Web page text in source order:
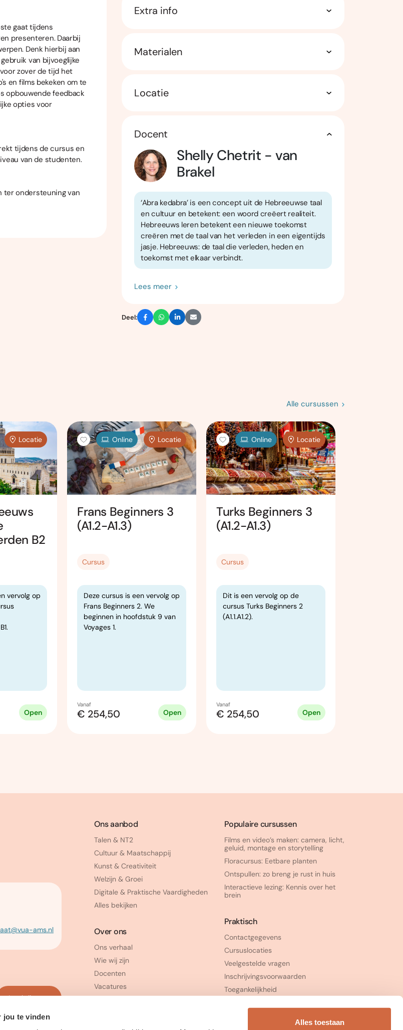
jou te vinden
Alles toestaan
gaat tijdens
presenteren. Daarbij
Denk hierbij aan
van bijvoeglijke
zover de tijd het
en films bekeken om te
opbouwende feedback
opties voor
tijdens de cursus en
van de studenten.
ter ondersteuning van
Extra info
Materialen
Locatie
Docent
Shelly Chetrit - van
Brakel
‘Abra kedabra’ is een concept uit de Hebreeuwse taal
en cultuur en betekent: een woord creëert realiteit.
Hebreeuws leren betekent een nieuwe toekomst
creëren met de taal van het verleden in een eigentijds
jasje. Hebreeuws: de taal die verleden, heden en
toekomst met elkaar verbindt.
Lees meer
Deel:
Alle cursussen
Locatie
B2
vervolg op
Open
Online Locatie
Frans Beginners 3
(A1.2-A1.3)
Cursus
Deze cursus is een vervolg op
Frans Beginners 2. We
beginnen in hoofdstuk 9 van
Voyages 1.
Vanaf
€ 254,50 Open
Online Locatie
Turks Beginners 3
(A1.2-A1.3)
Cursus
Dit is een vervolg op de
cursus Turks Beginners 2
(A1.1.A1.2).
Vanaf
€ 254,50 Open
ams.nl
Inschrijven
Ons aanbod
Talen & NT2
Cultuur & Maatschappij
Kunst & Creativiteit
Welzijn & Groei
Digitale & Praktische Vaardigheden
Alles bekijken
Over ons
Ons verhaal
Wie wij zijn
Docenten
Vacatures
Populaire cursussen
Films en video’s maken: camera, licht,
geluid, montage en storytelling
Floracursus: Eetbare planten
Ontspullen: zo breng je rust in huis
Interactieve lezing: Kennis over het
brein
Praktisch
Contactgegevens
Cursuslocaties
Veelgestelde vragen
Inschrijvingsvoorwaarden
Toegankelijkheid